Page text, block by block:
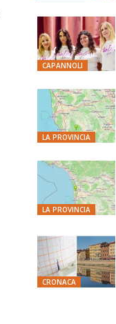
CAPANNOLI
LA PROVINCIA
LA PROVINCIA
CRONACA